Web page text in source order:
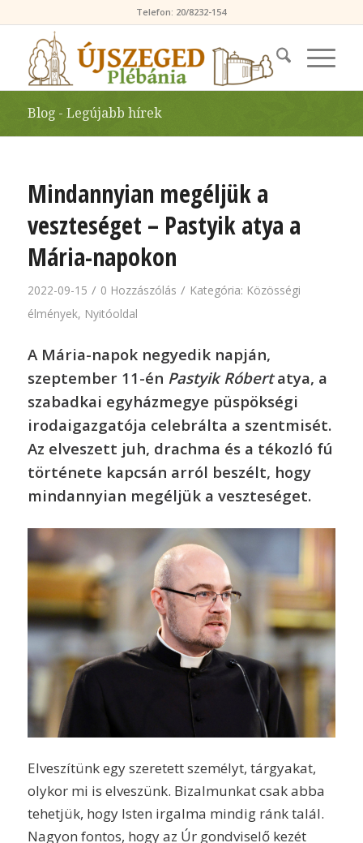
Telefon: 20/8232-154
Blog - Legújabb hírek
Mindannyian megéljük a
veszteséget – Pastyik atya a
Mária-napokon
2022-09-15 / 0 Hozzászólás / Kategória: Közösségi
élmények, Nyitóoldal
A Mária-napok negyedik napján,
szeptember 11-én Pastyik Róbertatya, a
szabadkai egyházmegye püspökségi
irodaigazgatója celebrálta a szentmisét.
Az elveszett juh, drachma és a tékozló fú
története kapcsán arról beszélt, hogy
mindannyian megéljük a veszteséget.
Elveszítünk egy szeretett személyt, tárgyakat,
olykor mi is elveszünk. Bizalmunkat csak abba
tehetjük, hogy Isten irgalma mindig ránk talál.
Nagyon fontos, hogy az Úr gondviselő kezét